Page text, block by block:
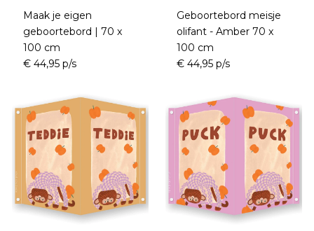
Maak je eigen
geboortebord | 70 x
100 cm
€ 44,95 p/s
Geboortebord meisje
olifant - Amber 70 x
100 cm
€ 44,95 p/s